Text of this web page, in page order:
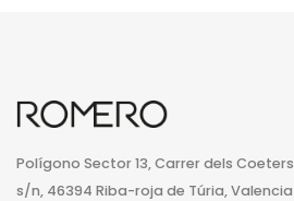
Polígono Sector 13, Carrer dels Coeters
s/n, 46394 Riba-roja de Túria, Valencia